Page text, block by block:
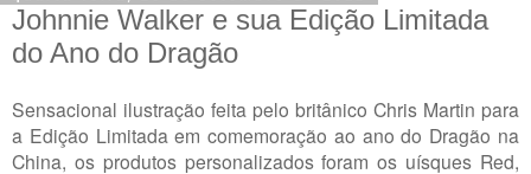
Johnnie Walker e sua Edição Limitada
do Ano do Dragão
Sensacional ilustração feita pelo britânico Chris Martin para
a Edição Limitada em comemoração ao ano do Dragão na
China, os produtos personalizados foram os uísques Red,